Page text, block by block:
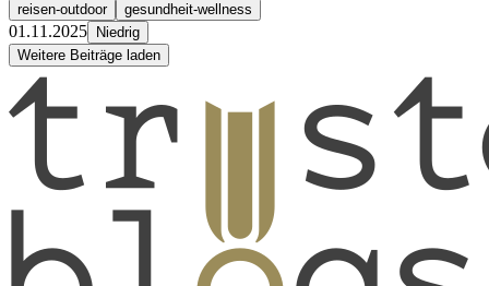
reisen-outdoor gesundheit-wellness
01.11.2025
Niedrig
Weitere Beiträge laden